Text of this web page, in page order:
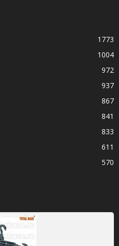
1773
1004
972
937
867
841
833
611
570